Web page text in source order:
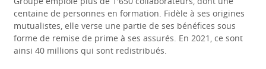
centaine de personnes en formation. Fidèle à ses origines
mutualistes, elle verse une partie de ses bénéfices sous
forme de remise de prime à ses assurés. En 2021, ce sont
ainsi 40 millions qui sont redistribués.